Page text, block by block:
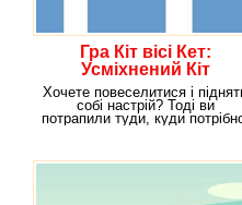
Гра Кіт вісі Кет:
Усміхнений Кіт
Хочете повеселитися і
собі настрій? Тоді ви
потрапили туди, куди